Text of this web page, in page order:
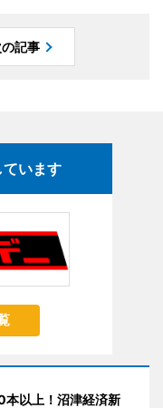
記事
います
以上！沼津経済新